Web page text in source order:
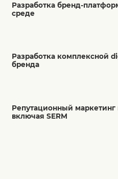
Разработка бренд-
среде
Разработка комплексной
бренда
Репутационный
включая SERM